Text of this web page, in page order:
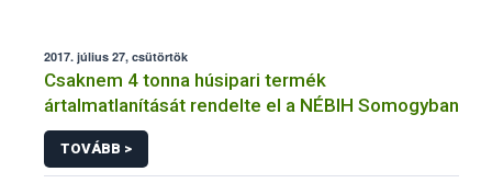
2017. július 27, csütörtök
Csaknem 4 tonna húsipari termék
ártalmatlanítását rendelte el a NÉBIH Somogyban
TOVÁBB >